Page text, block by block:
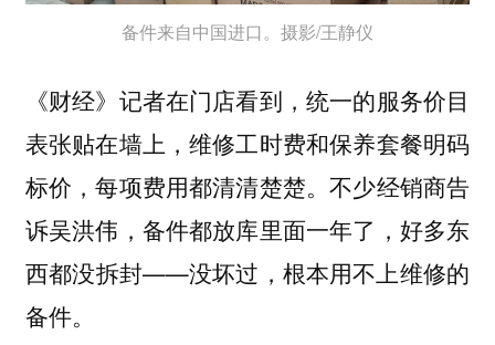
备件来自中国进口。摄影/王静仪
《财经》记者在门店看到，统一的服务价目
表张贴在墙上，维修工时费和保养套餐明码
标价，每项费用都清清楚楚。不少经销商告
诉吴洪伟，备件都放库里面一年了，好多东
西都没拆封——没坏过，根本用不上维修的
备件。